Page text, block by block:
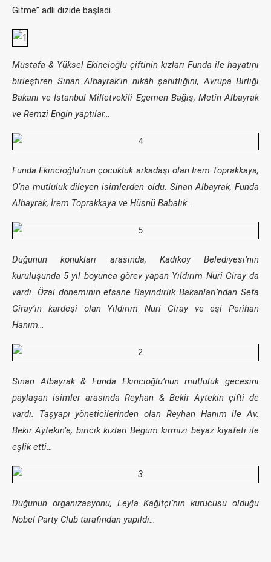
Gitme” adlı dizide başladı.
Mustafa & Yüksel Ekincioğlu çiftinin kızları Funda ile hayatını
birleştiren Sinan Albayrak’ın nikâh şahitliğini, Avrupa Birliği
Bakanı ve İstanbul Milletvekili Egemen Bağış, Metin Albayrak
ve Remzi Engin yaptılar…
Funda Ekincioğlu’nun çocukluk arkadaşı olan İrem Toprakkaya,
O’na mutluluk dileyen isimlerden oldu. Sinan Albayrak, Funda
Albayrak, İrem Toprakkaya ve Hüsnü Babalık…
Düğünün konukları arasında, Kadıköy Belediyesi’nin
kuruluşunda 5 yıl boyunca görev yapan Yıldırım Nuri Giray da
vardı. Özal döneminin efsane Bayındırlık Bakanları’ndan Sefa
Giray’ın kardeşi olan Yıldırım Nuri Giray ve eşi Perihan
Hanım…
Sinan Albayrak & Funda Ekincioğlu’nun mutluluk gecesini
paylaşan isimler arasında Reyhan & Bekir Aytekin çifti de
vardı. Taşyapı yöneticilerinden olan Reyhan Hanım ile Av.
Bekir Aytekin’e, biricik kızları Begüm kırmızı beyaz kıyafeti ile
eşlik etti…
Düğünün organizasyonu, Leyla Kağıtçı’nın kurucusu olduğu
Nobel Party Club tarafından yapıldı…